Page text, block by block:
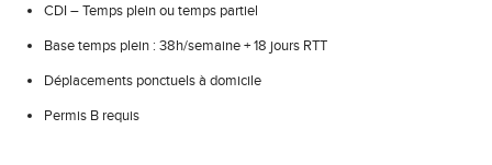
CDI – Temps plein ou temps partiel
Base temps plein : 38h/semaine + 18 jours RTT
Déplacements ponctuels à domicile
Permis B requis